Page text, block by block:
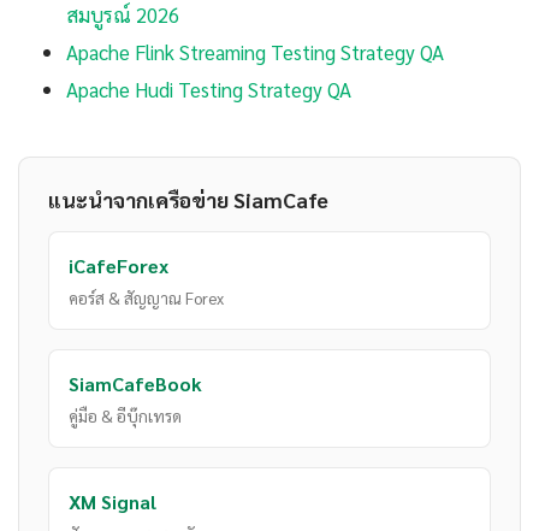
สมบูรณ์ 2026
Apache Flink Streaming Testing Strategy QA
Apache Hudi Testing Strategy QA
แนะนำจากเครือข่าย SiamCafe
iCafeForex
คอร์ส & สัญญาณ Forex
SiamCafeBook
คู่มือ & อีบุ๊กเทรด
XM Signal